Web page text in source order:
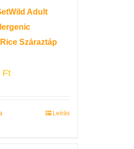
Adult
Száraztáp
Ft
Leírás